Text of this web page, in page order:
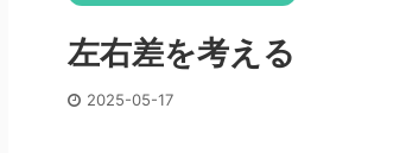
左右差を考える
2025-05-17